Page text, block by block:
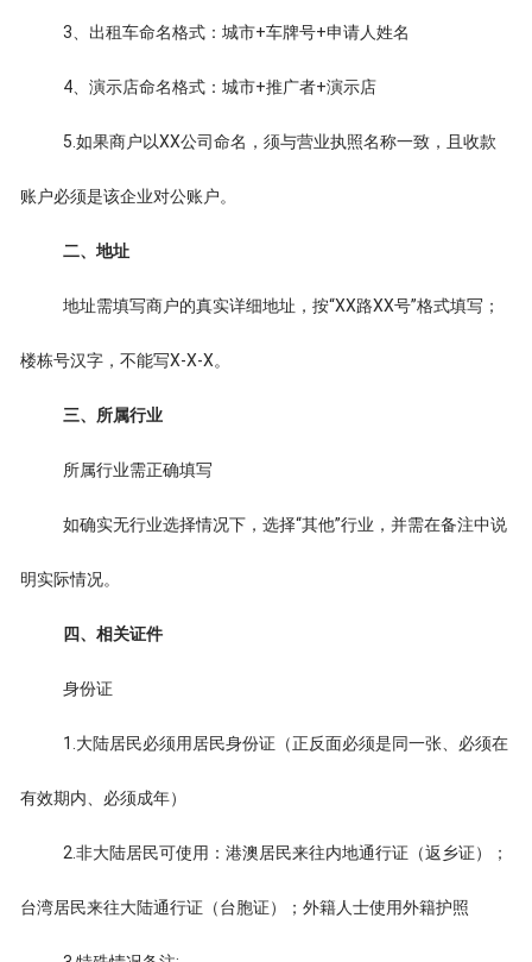
3、出租车命名格式：城市+车牌号+申请人姓名
4、演示店命名格式：城市+推广者+演示店
5.如果商户以XX公司命名，须与营业执照名称一致，且收款
账户必须是该企业对公账户。
二、地址
地址需填写商户的真实详细地址，按“XX路XX号”格式填写；
楼栋号汉字，不能写X-X-X。
三、所属行业
所属行业需正确填写
如确实无行业选择情况下，选择“其他”行业，并需在备注中说
明实际情况。
四、相关证件
身份证
1.大陆居民必须用居民身份证（正反面必须是同一张、必须在
有效期内、必须成年）
2.非大陆居民可使用：港澳居民来往内地通行证（返乡证）；
台湾居民来往大陆通行证（台胞证）；外籍人士使用外籍护照